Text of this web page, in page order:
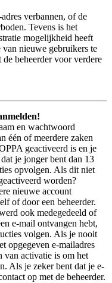
verbannen, of de
Tevens is het
mogelijkheid heeft
nieuwe gebruikers te
beheerder voor verdere
en wachtwoord
één of meerdere zaken
geactiveerd is en je
je jonger bent dan 13
opvolgen. Als dit niet
worden?
nieuwe account
of door een beheerder.
ook medegedeeld of
e-mail ontvangen hebt,
volgen. Als je nooit
opgegeven e-mailadres
van activatie is om het
Als je zeker bent dat je e-
op met de beheerder.